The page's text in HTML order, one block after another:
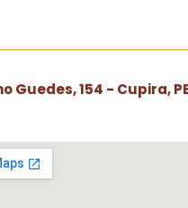
Guedes, 154 - Cupira,